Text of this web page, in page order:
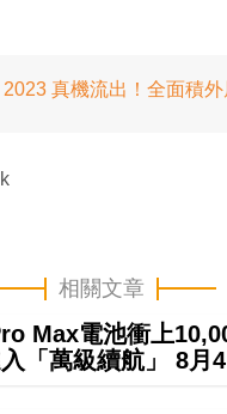
真機流出！全面積
相關文章
Max電池衝上
「萬級續航」 8月